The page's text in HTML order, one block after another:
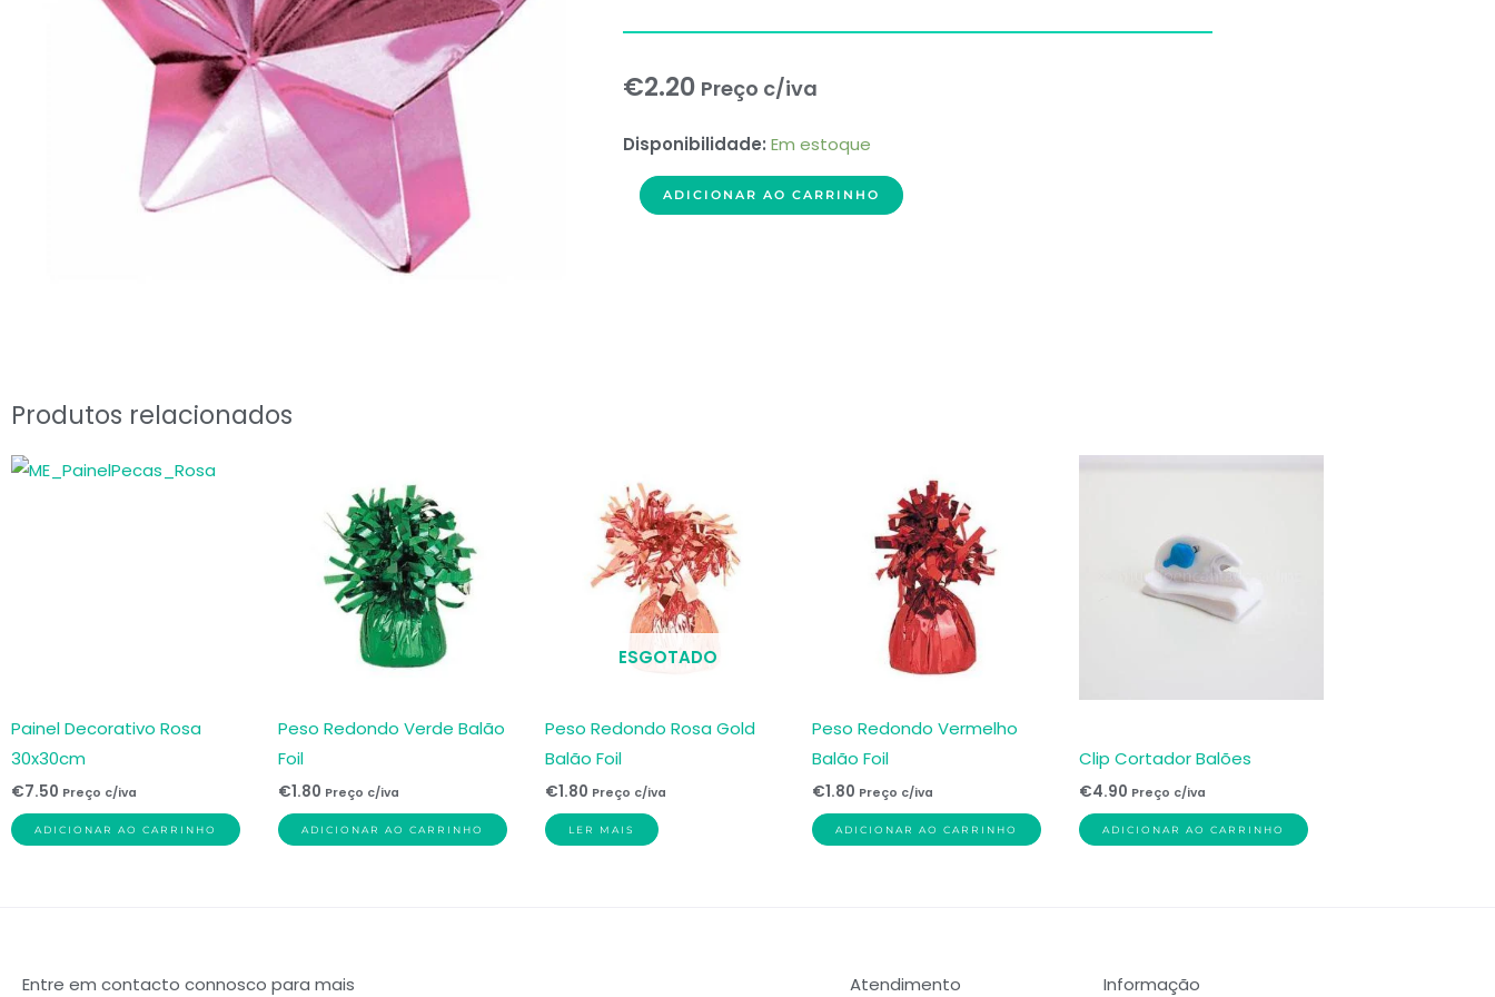
€2.20 Preço c/iva
Disponibilidade: Em estoque
Peso
Estrela
Rosa
ADICIONAR AO CARRINHO
Produtos relacionados
Painel Decorativo Rosa
30x30cm
€7.50 Preço c/iva
ADICIONAR AO CARRINHO
Peso Redondo Verde Balão
Foil
€1.80 Preço c/iva
ADICIONAR AO CARRINHO
ESGOTADO
Peso Redondo Rosa Gold
Balão Foil
€1.80 Preço c/iva
LER MAIS
Peso Redondo Vermelho
Balão Foil
€1.80 Preço c/iva
ADICIONAR AO CARRINHO
Clip Cortador Balões
€4.90 Preço c/iva
ADICIONAR AO CARRINHO
Entre em contacto connosco para mais
Atendimento Informação